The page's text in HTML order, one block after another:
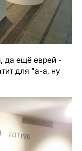
да ещё еврей -
для "а-а, ну